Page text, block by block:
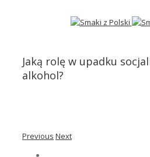
Jaką rolę w upadku
alkohol?
Previous Next